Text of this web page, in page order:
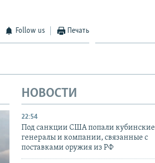
Follow us Печать
НОВОСТИ
22:54
Под санкции США попали кубинские
генералы и компании, связанные с
поставками оружия из РФ